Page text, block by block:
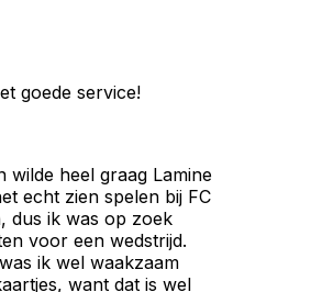
goede service!
wilde heel graag Lamine
echt zien spelen bij FC
dus ik was op zoek
voor een wedstrijd.
ik wel waakzaam
want dat is wel